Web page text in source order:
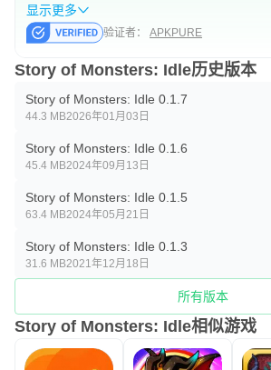
显示更多
验证者： APKPURE
Story of Monsters: Idle历史版本
Story of Monsters: Idle 0.1.7
44.3 MB2026年01月03日
Story of Monsters: Idle 0.1.6
45.4 MB2024年09月13日
Story of Monsters: Idle 0.1.5
63.4 MB2024年05月21日
Story of Monsters: Idle 0.1.3
31.6 MB2021年12月18日
所有版本
Story of Monsters: Idle相似游戏